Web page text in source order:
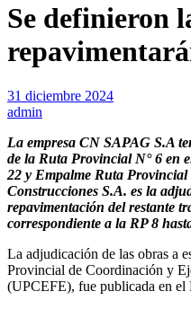
Se definieron
31 diciembre 2024
admin
La empresa CN SAPAG S.A
de la Ruta Provincial N° 6 en
22 y Empalme Ruta
Construcciones S.A. es la
repavimentación del restante
correspondiente a la RP 8
La adjudicación de las obras a
Provincial de Coordinación y
(UPCEFE), fue publicada en